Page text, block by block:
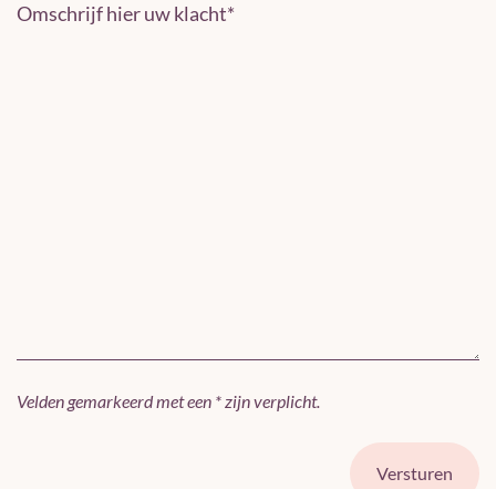
Omschrijf hier uw klacht*
Velden gemarkeerd met een * zijn verplicht.